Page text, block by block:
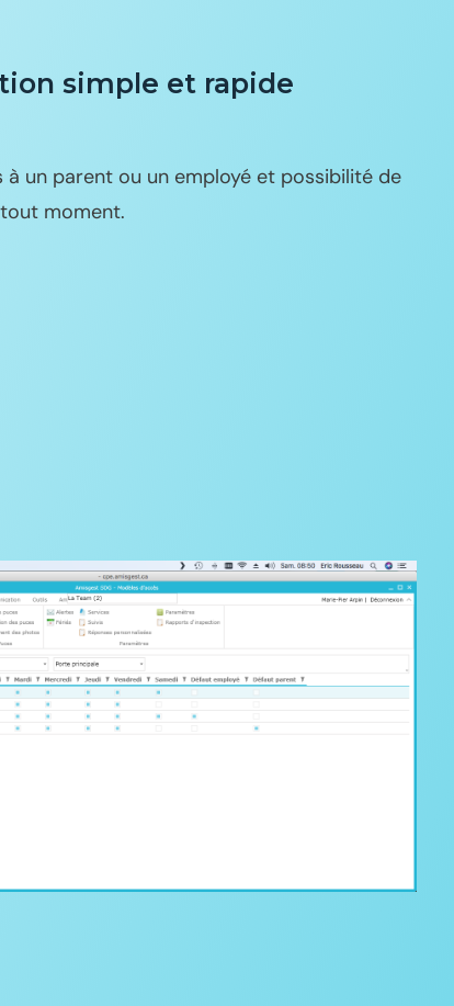
simple et rapide
un parent ou un employé et possibilité de
moment.